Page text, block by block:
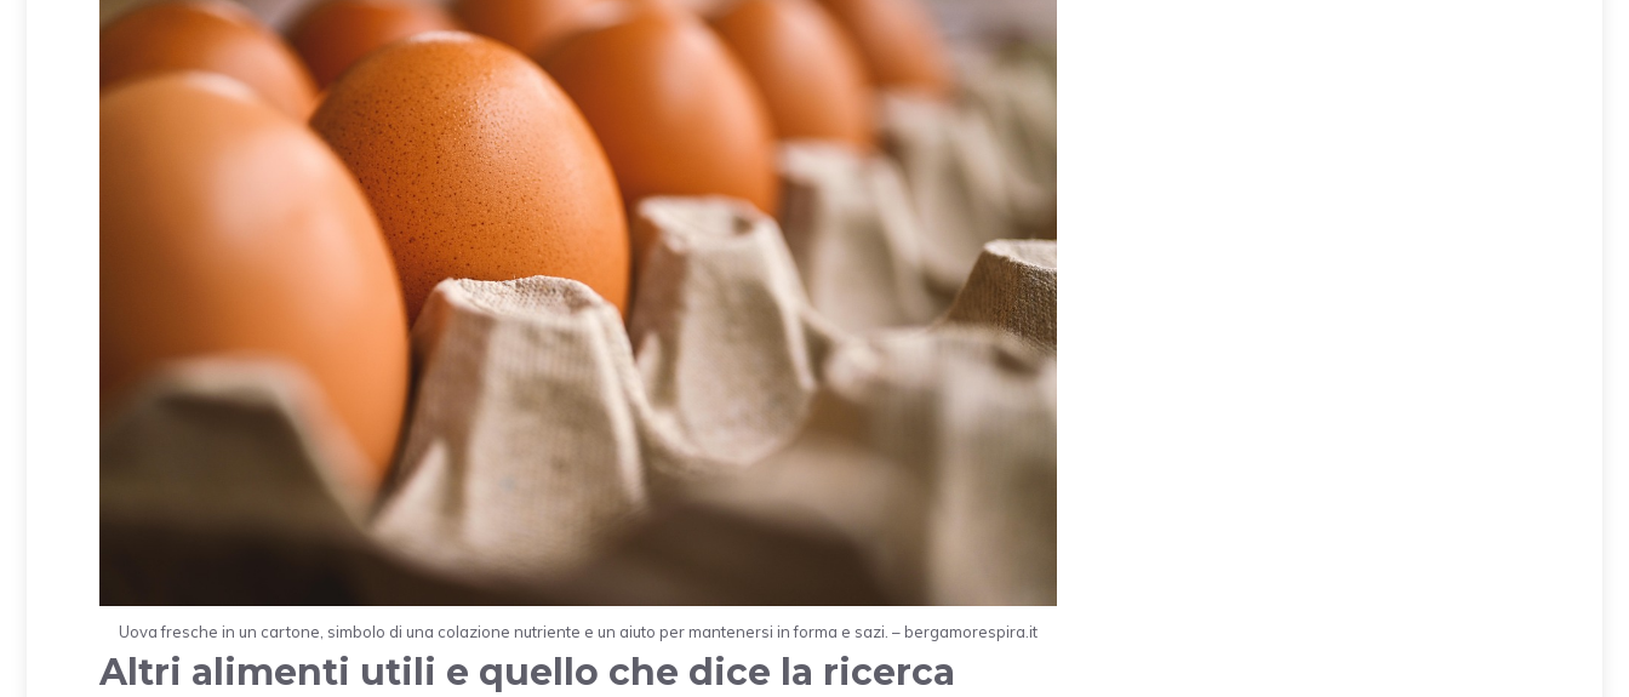
Uova fresche in un cartone, simbolo di una colazione nutriente e un aiuto per mantenersi in forma e sazi. – bergamorespira.it
Altri alimenti utili e quello che dice la ricerca